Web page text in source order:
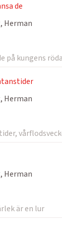
de
Herman
på kungens
Herman
Herman
är en lur